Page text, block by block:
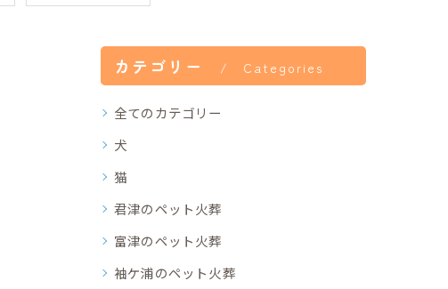
カテゴリー Categories
全てのカテゴリー
犬
猫
君津のペット火葬
富津のペット火葬
袖ケ浦のペット火葬